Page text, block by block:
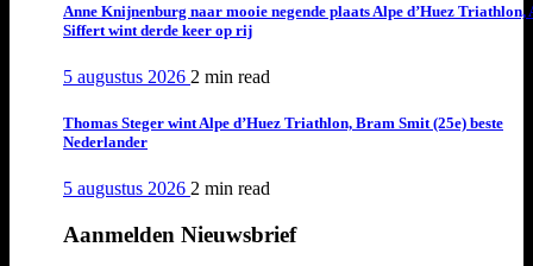
Anne Knijnenburg naar mooie negende plaats Alpe d’Huez Triathlon,
Siffert wint derde keer op rij
5 augustus 2026 2 min read
Thomas Steger wint Alpe d’Huez Triathlon, Bram Smit (25e) beste
Nederlander
5 augustus 2026 2 min read
Aanmelden Nieuwsbrief